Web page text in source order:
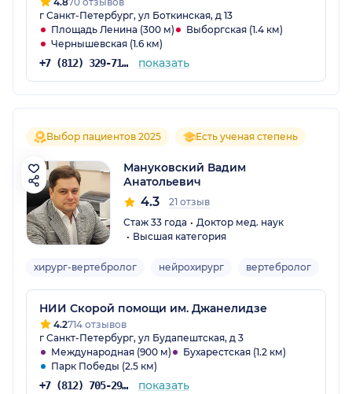
г Санкт-Петербург, ул Боткинская, д 13
Площадь Ленина (300 м)
Выборгская (1.4 км)
Чернышевская (1.6 км)
+7 (812) 329-71-59 показать
Выбор пациентов 2025 Есть ученая степень
Мануковский Вадим
Анатольевич
4.3
21 отзыв
Стаж 33 года
Доктор мед. наук
Высшая категория
хирург-вертебролог нейрохирург вертебролог
НИИ Скорой помощи им. Джанелидзе
4.2714 отзывов
г Санкт-Петербург, ул Будапештская, д 3
Международная (900 м)
Бухарестская (1.2 км)
Парк Победы (2.5 км)
+7 (812) 705-29-70 показать